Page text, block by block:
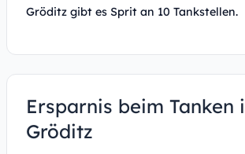
Gröditz gibt es Sprit an 10 Tankstellen.
Ersparnis beim Tanken
Gröditz